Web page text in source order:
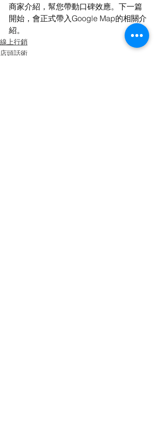
商家介紹，幫您帶動口碑效應。下一篇
開始，會正式帶入Google Map的相關介
紹。
線上行銷
店頭話術